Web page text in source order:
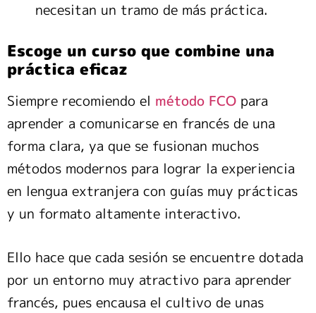
necesitan un tramo de más práctica.
Escoge un curso que combine una
práctica eficaz
Siempre recomiendo el método FCO para
aprender a comunicarse en francés de una
forma clara, ya que se fusionan muchos
métodos modernos para lograr la experiencia
en lengua extranjera con guías muy prácticas
y un formato altamente interactivo.
Ello hace que cada sesión se encuentre dotada
por un entorno muy atractivo para aprender
francés, pues encausa el cultivo de unas